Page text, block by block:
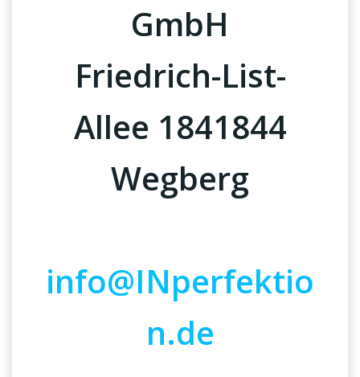
GmbH
Friedrich-List-
Allee 1841844
Wegberg
info@INperfektio
n.de